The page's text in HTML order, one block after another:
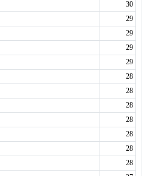
30
29
29
29
29
28
28
28
28
28
28
28